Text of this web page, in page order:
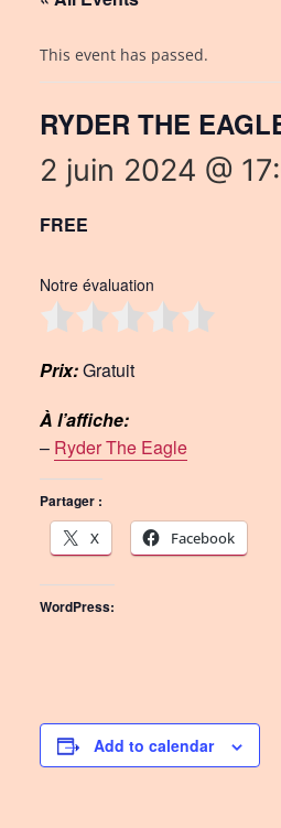
This event has passed.
RYDER THE
2 juin 2024 @
FREE
Notre évaluation
Prix:Gratuit
À l’affiche:
– Ryder The Eagle
Partager :
X
Facebook
WordPress:
Add to calendar